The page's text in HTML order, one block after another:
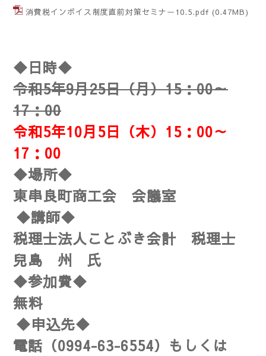
消費税インボイス制度直前対策セミナー10.5.pdf (0.47MB)
◆日時◆
令和5年9月25日（月）15：00～
17：00
令和5年10月5日（木）15：00～
17：00
◆場所◆
東串良町商工会 会議室
◆講師◆
税理士法人ことぶき会計 税理士
兒島 州 氏
◆参加費◆
無料
◆申込先◆
電話（0994-63-6554）もしくは